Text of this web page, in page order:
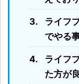
ライフ
でやる
ライフ
た方が